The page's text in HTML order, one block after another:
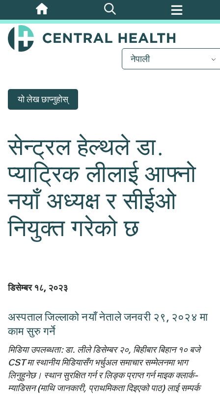
मुख्य
सामग्रीमा
जानुहोस्
नेपाली
यो लेख छाप्नुहोस्
सेन्ट्रल हेल्थले डा.
प्याट्रिक लीलाई आफ्नो
नयाँ अध्यक्ष र सीईओ
नियुक्त गरेको छ
डिसेम्बर १८, २०२३
अस्पताल जिल्लाको नयाँ नेताले जनवरी २९, २०२४ मा
काम सुरु गर्ने
मिडिया उपलब्धता: डा. लीले डिसेम्बर २०, बिहीबार बिहान १० बजे
CST मा स्थानीय मिडियासँग भर्चुअल समाचार सम्मेलनमा भाग
लिनुहुनेछ। स्थान सुरक्षित गर्न र लिङ्क प्राप्त गर्न माइक क्लार्क-
म्याडिसन (माथि जानकारी, प्राथमिकता दिइएको पाठ) लाई सम्पर्क